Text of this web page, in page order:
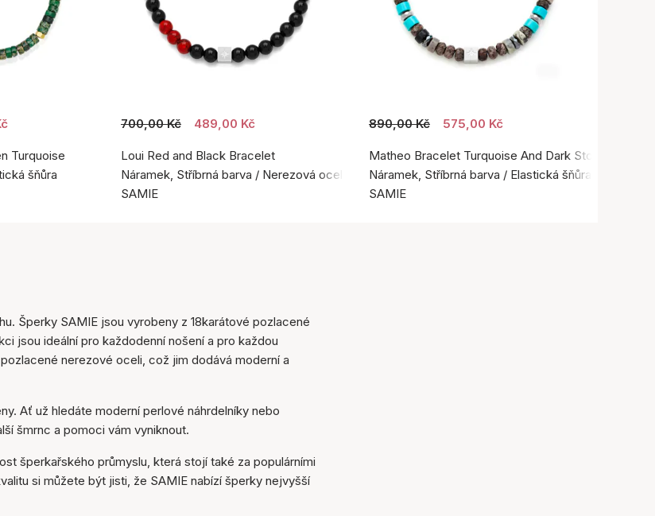
Turquoise
šňůra
700,00 Kč 489,00 Kč
Loui Red and Black Bracelet
Náramek, Stříbrná barva / Nerezová ocel
SAMIE
890,00 Kč 575,00 Kč
Matheo Bracelet Turquoise And Dark Stone
Náramek, Stříbrná barva / Elastická šňůra
SAMIE
Šperky SAMIE jsou vyrobeny z 18karátové pozlacené
jsou ideální pro každodenní nošení a pro každou
nerezové oceli, což jim dodává moderní a
Ať už hledáte moderní perlové náhrdelníky nebo
šmrnc a pomoci vám vyniknout.
šperkařského průmyslu, která stojí také za populárními
si můžete být jisti, že SAMIE nabízí šperky nejvyšší